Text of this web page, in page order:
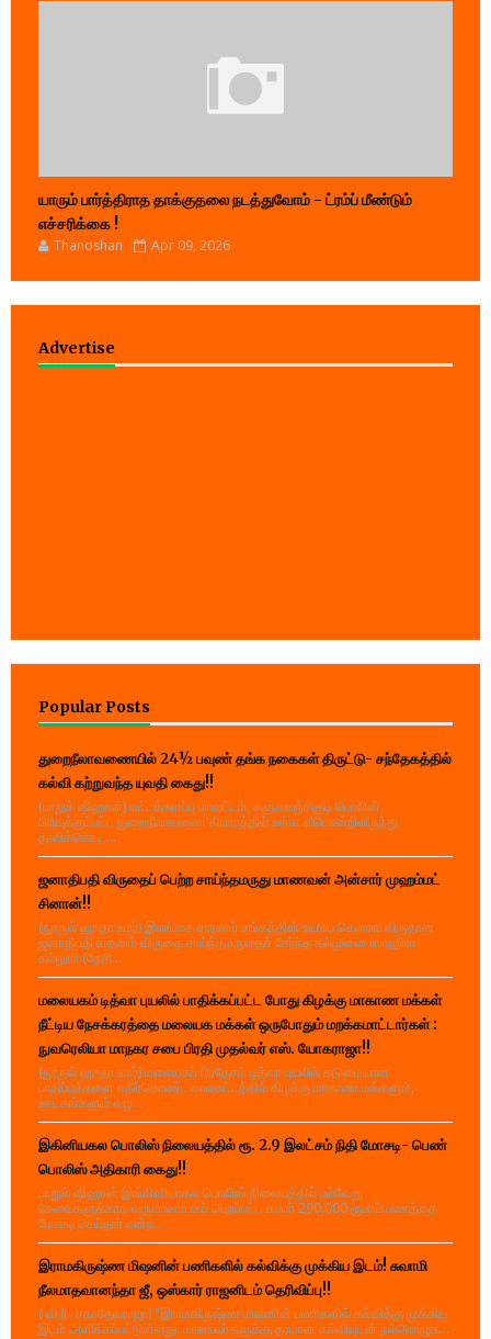
யாரும் பார்த்திராத தாக்குதலை நடத்துவோம் - ட்ரம்ப் மீண்டும்
எச்சரிக்கை !
Thanoshan Apr 09, 2026
Advertise
Popular Posts
துறைநீலாவணையில் 24½ பவுண் தங்க நகைகள் திருட்டு- சந்தேகத்தில்
கல்வி கற்றுவந்த யுவதி கைது!!
(பாறுக் ஷிஹான்) மட்டக்களப்பு மாவட்டம், களுவாஞ்சிகுடி பொலிஸ்
பிரிவுக்குட்பட்ட துறைநீலாவணை கிராமத்தில் உள்ள வீடொன்றிலிருந்து
தாலிக்கொடி,...
ஜனாதிபதி விருதைப் பெற்ற சாய்ந்தமருது மாணவன் அன்சார் முஹம்மட்
சினான்!!
(நூருல் ஹுதா உமர்) இலங்கை சாரணர் சங்கத்தின் உயரிய கௌரவ விருதான
ஜனாதிபதி சாரணர் விருதை சாய்ந்தமருதைச் சேர்ந்த கல்முனை ஸாஹிரா
கல்லூரி (தேசி...
மலையகம் டித்வா புயலில் பாதிக்கப்பட்ட போது கிழக்கு மாகாண மக்கள்
நீட்டிய நேசக்கரத்தை மலையக மக்கள் ஒருபோதும் மறக்கமாட்டார்கள் :
நுவரெலியா மாநகர சபை பிரதி முதல்வர் எஸ். யோகராஜா!!
(நூருல் ஹுதா உமர்) மலையகப் பிரதேசம் டித்வா புயலில் கடுமையான
பாதிப்புக்களை எதிர்கொண்ட காலகட்டத்தில் கிழக்கு மாகாண மக்களும்,
ஊடகங்களும் வழ...
இகினியகல பொலிஸ் நிலையத்தில் ரூ. 2.9 இலட்சம் நிதி மோசடி- பெண்
பொலிஸ் அதிகாரி கைது!!
பாறுக் ஷிஹான் இங்கினியாகல பொலிஸ் நிலையத்தில் பல்வேறு
சேவைகளுக்காக வருமானமாகப் பெறப்பட்ட சுமார் 290,000 ரூபாய் பணத்தை
மோசடி செய்தார் என்ற...
இராமகிருஷ்ண மிஷனின் பணிகளில் கல்விக்கு முக்கிய இடம்! சுவாமி
நீலமாதவானந்தா ஜீ, ஒஸ்கார் ராஜனிடம் தெரிவிப்பு!!
( வி.ரி. சகாதேவராஜா) "இராமகிருஷ்ண மிஷனின் பணிகளில் கல்விக்கு முக்கிய
இடம் அளிக்கப்பட்டுள்ளது. மாணவர்களுக்கு தரமான கல்வியுடன் நல்லொழுக...